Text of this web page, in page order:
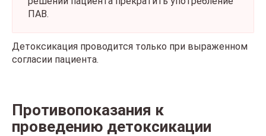
ПАВ.
Детоксикация проводится только при выраженном
согласии пациента.
Противопоказания к
проведению детоксикации